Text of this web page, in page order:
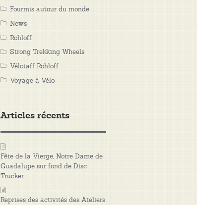
Fourmis autour du monde
News
Rohloff
Strong Trekking Wheels
Vélotaff Rohloff
Voyage à Vélo
Articles récents
Fête de la Vierge, Notre Dame de
Guadalupe sur fond de Disc
Trucker
Reprises des activités des Ateliers